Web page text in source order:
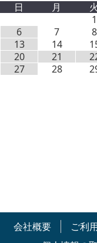
日
月 火
1
6
7 8
13
14
20
21
27
28
会社概要 ご利